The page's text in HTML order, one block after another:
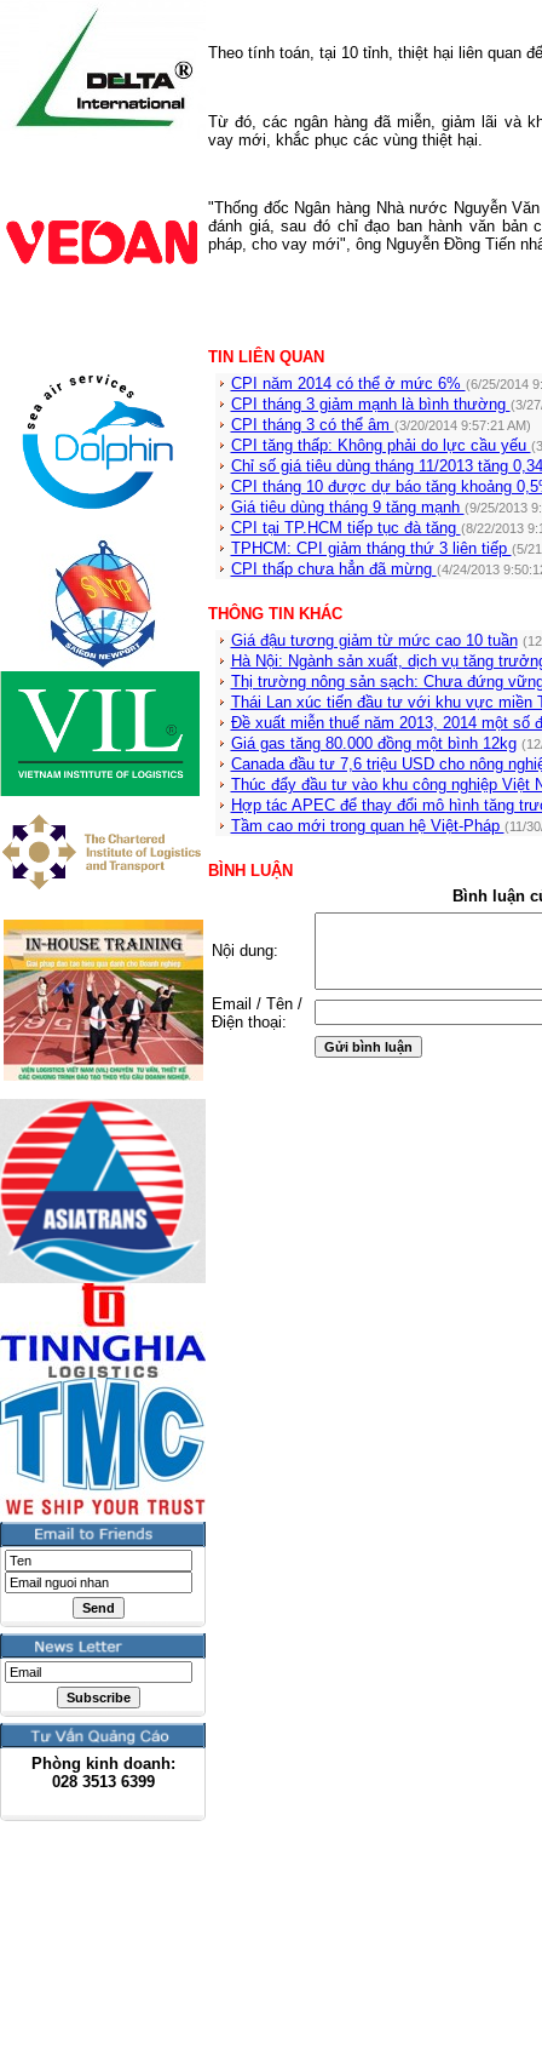
Phòng kinh doanh:
028 3513 6399
Theo tính toán, tại 10 tỉnh, thiệt hại liên quan
Từ đó, các ngân hàng đã miễn, giảm lãi và
vay mới, khắc phục các vùng thiệt hại.
"Thống đốc Ngân hàng Nhà nước Nguyễn
đánh giá, sau đó chỉ đạo ban hành văn
pháp, cho vay mới", ông Nguyễn Đồng Tiến
TIN LIÊN QUAN
CPI năm 2014 có thể ở mức 6% (6/25/2014
CPI tháng 3 giảm mạnh là bình thường (3/
CPI tháng 3 có thể âm (3/20/2014 9:57:21 AM)
CPI tăng thấp: Không phải do lực cầu yếu
Chỉ số giá tiêu dùng tháng 11/2013 tăng
CPI tháng 10 được dự báo tăng khoảng
Giá tiêu dùng tháng 9 tăng mạnh (9/25/2013
CPI tại TP.HCM tiếp tục đà tăng (8/22/2013
TPHCM: CPI giảm tháng thứ 3 liên tiếp (5/
CPI thấp chưa hẳn đã mừng (4/24/2013
THÔNG TIN KHÁC
Giá đậu tương giảm từ mức cao 10 tuần
Hà Nội: Ngành sản xuất, dịch vụ tăng
Thị trường nông sản sạch: Chưa đứng
Thái Lan xúc tiến đầu tư với khu vực miền
Đề xuất miễn thuế năm 2013, 2014 một số
Giá gas tăng 80.000 đồng một bình 12kg
Canada đầu tư 7,6 triệu USD cho nông
Thúc đẩy đầu tư vào khu công nghiệp Việt
Hợp tác APEC để thay đổi mô hình tăng
Tầm cao mới trong quan hệ Việt-Pháp (11/
BÌNH LUẬN
Bình luận
Nội dung:
Email / Tên /
Điện thoại: